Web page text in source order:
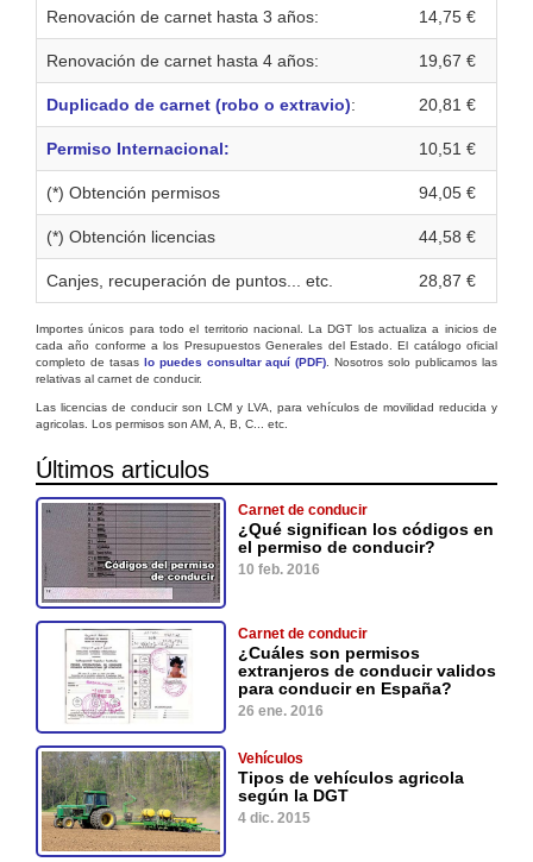
Renovación de carnet hasta 3 años: 14,75 €
Renovación de carnet hasta 4 años: 19,67 €
Duplicado de carnet (robo o extravio): 20,81 €
Permiso Internacional: 10,51 €
(*) Obtención permisos 94,05 €
(*) Obtención licencias 44,58 €
Canjes, recuperación de puntos... etc. 28,87 €
Importes únicos para todo el territorio nacional. La DGT los actualiza a inicios de
cada año conforme a los Presupuestos Generales del Estado. El catálogo oficial
completo de tasas lo puedes consultar aquí (PDF) . Nosotros solo publicamos las
relativas al carnet de conducir.
Las licencias de conducir son LCM y LVA, para vehículos de movilidad reducida y
agricolas. Los permisos son AM, A, B, C... etc.
Últimos articulos
Carnet de conducir
¿Qué significan los códigos en
el permiso de conducir?
10 feb. 2016
Carnet de conducir
¿Cuáles son permisos
extranjeros de conducir validos
para conducir en España?
26 ene. 2016
Vehículos
Tipos de vehículos agricola
según la DGT
4 dic. 2015